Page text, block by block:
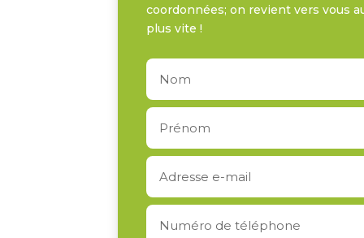
coordonnées; on revient vers vous
plus vite !